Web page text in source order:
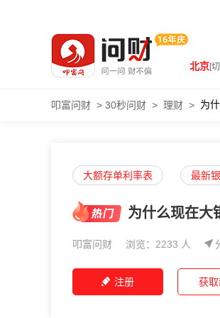
北京[
叩富问财 > 30秒问财 > 理财 > 为
大额存单利率表 最新
为什么现在大
叩富问财 浏览：2233 人
注册 获